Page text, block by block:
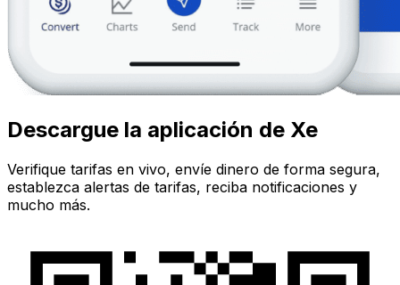
Descargue la aplicación de Xe
Verifique tarifas en vivo, envíe dinero de forma segura,
establezca alertas de tarifas, reciba notificaciones y
mucho más.